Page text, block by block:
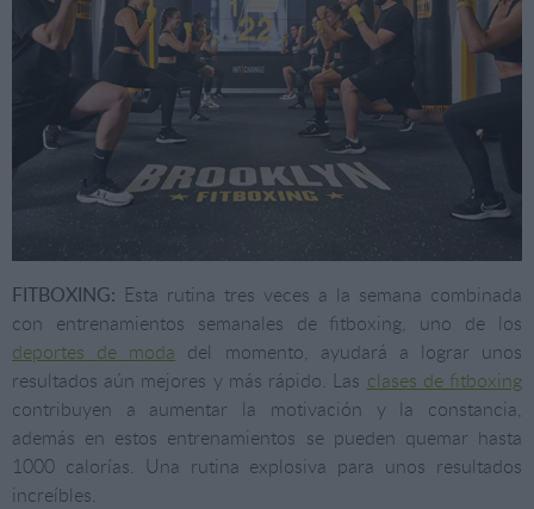
FITBOXING: Esta rutina tres veces a la semana combinada
con entrenamientos semanales de fitboxing, uno de los
deportes de moda del momento, ayudará a lograr unos
resultados aún mejores y más rápido. Las clases de fitboxing
contribuyen a aumentar la motivación y la constancia,
además en estos entrenamientos se pueden quemar hasta
1000 calorías. Una rutina explosiva para unos resultados
increíbles.